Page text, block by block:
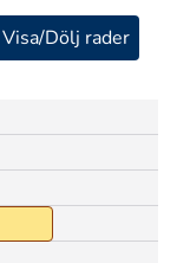
Visa/Dölj rader